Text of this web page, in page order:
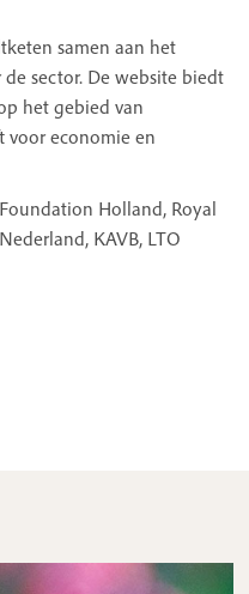
samen aan het
sector. De website biedt
het gebied van
voor economie en
Holland, Royal
KAVB, LTO